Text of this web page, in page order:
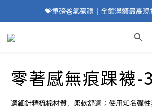
加入會員⭐即享100元折價
💝重磅爸氣豪禮｜全館滿額最高現
💝重磅爸氣豪禮｜滿額贈除臭
零著感無痕踝襪-
選細針精梳棉材質，柔軟舒適；使用知名彈